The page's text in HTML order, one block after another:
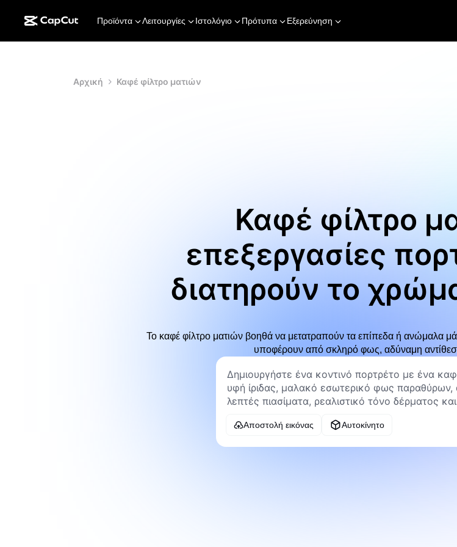
Προϊόντα Λειτουργίες Ιστολόγιο Πρότυπα Εξερεύνηση
Αρχική Καφέ φίλτρο ματιών
Καφέ φίλτρο
επεξεργασίες
διατηρούν το
Το καφέ φίλτρο ματιών βοηθά να μετατραπούν τα επίπεδα ή ανώμαλα
υποφέρουν από σκληρό φως, αδύναμη
Αποστολή εικόνας Αυτοκίνητο